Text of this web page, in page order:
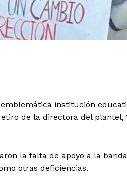
institución
de la directora del plantel,
la falta de apoyo a la
otras deficiencias.